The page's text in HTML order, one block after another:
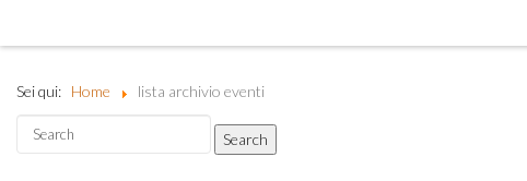
Sei qui: Home lista archivio eventi